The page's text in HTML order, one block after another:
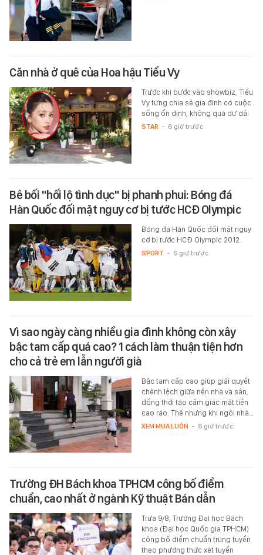
Căn nhà ở quê của Hoa hậu Tiểu Vy
Trước khi bước vào showbiz, Tiểu
Vy từng chia sẻ gia đình có cuộc
sống ổn định, không quá dư dả.
STAR - 6 giờ trước
Bê bối "hối lộ tình dục" bị phanh phui: Bóng đá
Hàn Quốc đối mặt nguy cơ bị tước HCĐ Olympic
Bóng đá Hàn Quốc đối mặt nguy
cơ bị tước HCĐ Olympic 2012.
SPORT - 6 giờ trước
Vì sao ngày càng nhiều gia đình không còn xây
bậc tam cấp quá cao? 1 cách làm thuận tiện hơn
cho cả trẻ em lẫn người già
Bậc tam cấp cao giúp giải quyết
chênh lệch giữa nền nhà và sân,
đồng thời tạo cảm giác mặt tiền
cao ráo. Thế nhưng khi ngôi nhà…
XEM MUA LUÔN - 6 giờ trước
Trường ĐH Bách khoa TPHCM công bố điểm
chuẩn, cao nhất ở ngành Kỹ thuật Bán dẫn
Trưa 9/8, Trường Đại học Bách
khoa (Đại học Quốc gia TPHCM)
công bố điểm chuẩn trúng tuyển
theo phương thức xét tuyển